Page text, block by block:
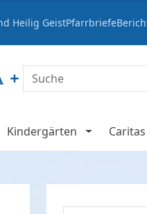
Heilig GeistPfarrbriefe
Kindergärten Caritas